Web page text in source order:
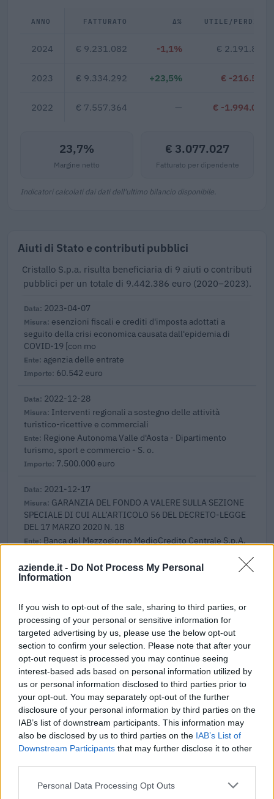
aziende.it - Do Not Process My Personal
Information
If you wish to opt-out of the sale, sharing to third parties, or
processing of your personal or sensitive information for
targeted advertising by us, please use the below opt-out
section to confirm your selection. Please note that after your
opt-out request is processed you may continue seeing
interest-based ads based on personal information utilized by
us or personal information disclosed to third parties prior to
your opt-out. You may separately opt-out of the further
disclosure of your personal information by third parties on the
IAB’s list of downstream participants. This information may
also be disclosed by us to third parties on the IAB’s List of
Downstream Participants that may further disclose it to other
Personal Data Processing Opt Outs
ANNO FATTURATO Δ% UTILE/PERDITA
2024 € 9.231.082 -1,1% € 2.191.838
2023 € 9.334.292 +23,5% € -216.567
2022 € 7.557.364 — € -1.994.096
23,7%
Margine netto
€ 3.077.027
Fatturato per dipendente
Indicatori calcolati dai dati dell'ultimo bilancio disponibile.
Aiuti di Stato e contributi pubblici
Cristallo S.p.a. risulta beneficiaria di 9 aiuti o contributi
pubblici per un totale di 9.442.386 euro (2020–2023).
2023-04-07
esenzioni fiscali e crediti d'imposta adottati a
seguito della crisi economica causata dall'epidemia di
COVID-19 [con mo
agenzia delle entrate
60.542 euro
2022-12-28
Interventi regionali a sostegno delle attività
turistico-ricettive e commerciali
Regione Autonoma Valle d'Aosta - Dipartimento
turismo, sport e commercio - S. o.
7.500.000 euro
2021-12-17
GARANZIA DEL FONDO A VALERE SULLA SEZIONE
SPECIALE DI CUI ALL’ARTICOLO 56 DEL DECRETO-LEGGE
DEL 17 MARZO 2020 N. 18
Banca del Mezzogiorno MedioCredito Centrale S.p.A.
2021-12-17
SPECIALE DI CUI ALL’ARTICOLO 56 DEL DECRETO-LEGGE
DEL 17 MARZO 2020 N. 18
Banca del Mezzogiorno MedioCredito Centrale S.p.A.
1.297.653 euro
2021-12-06
esenzioni fiscali e crediti d'imposta adottati a
seguito della crisi economica causata dall'epidemia di
COVID-19 [con mo
agenzia delle entrate
40.597 euro
SPECIALE DI CUI ALL’ARTICOLO 56 DEL DECRETO-LEGGE